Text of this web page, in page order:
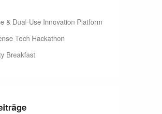
& Dual-Use Innovation Platform
Tech Hackathon
Breakfast